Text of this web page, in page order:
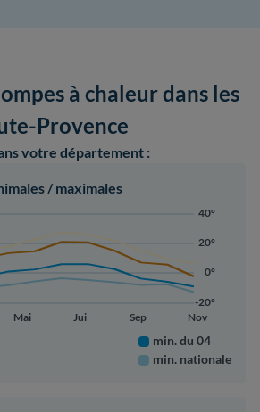
à chaleur dans les
Provence
votre département :
/ maximales
-20°
0°
20°
40°
Mai Jui Sep Nov
min. du 04
min. nationale